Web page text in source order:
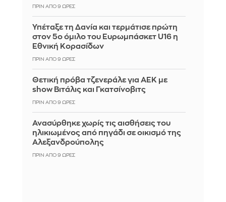
ΠΡΙΝ ΑΠΌ 9 ΏΡΕΣ
Υπέταξε τη Δανία και τερμάτισε πρώτη
στον 5ο όμιλο του Ευρωμπάσκετ U16 η
Εθνική Κορασίδων
ΠΡΙΝ ΑΠΌ 9 ΏΡΕΣ
Θετική πρόβα τζενεράλε για ΑΕΚ με
show Βιτάλις και Γκατσίνοβιτς
ΠΡΙΝ ΑΠΌ 9 ΏΡΕΣ
Ανασύρθηκε χωρίς τις αισθήσεις του
ηλικιωμένος από πηγάδι σε οικισμό της
Αλεξανδρούπολης
ΠΡΙΝ ΑΠΌ 9 ΏΡΕΣ